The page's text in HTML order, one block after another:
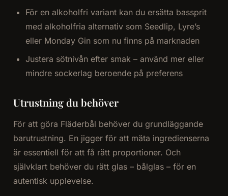
För en alkoholfri variant kan du ersätta bassprit
med alkoholfria alternativ som Seedlip, Lyre’s
eller Monday Gin som nu finns på marknaden
Justera sötnivån efter smak – använd mer eller
mindre sockerlag beroende på preferens
Utrustning du behöver
För att göra Fläderbål behöver du grundläggande
barutrustning. En jigger för att mäta ingredienserna
är essentiell för att få rätt proportioner. Och
självklart behöver du rätt glas – bålglas – för en
autentisk upplevelse.